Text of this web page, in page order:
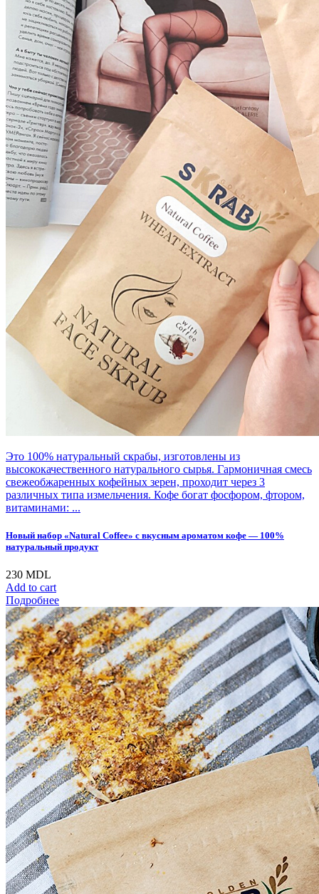
Это 100% натуральный скрабы, изготовлены из
высококачественного натурального сырья. Гармоничная смесь
свежеобжаренных кофейных зерен, проходит через 3
различных типа измельчения. Кофе богат фосфором, фтором,
витаминами: ...
Новый набор «Natural Coffee» с вкусным ароматом кофе — 100%
натуральный продукт
230 MDL
Add to cart
Подробнее